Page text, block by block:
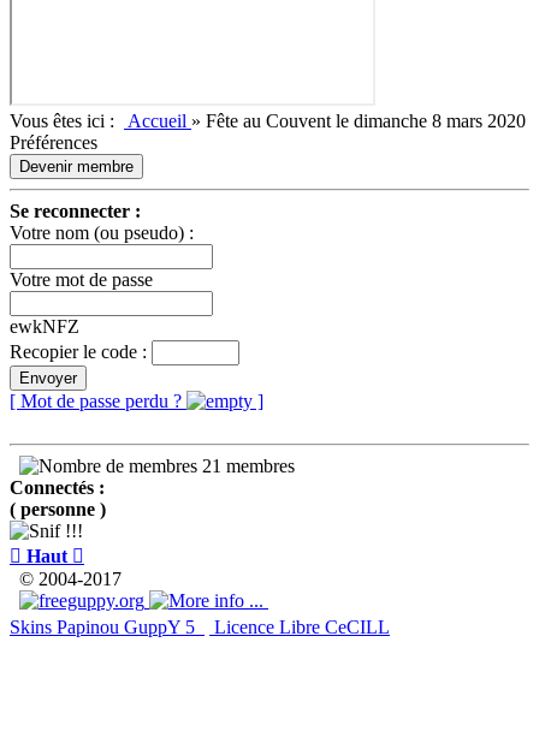
Vous êtes ici : Accueil » Fête au Couvent le dimanche 8 mars 2020
Préférences
Devenir membre
Se reconnecter :
Votre nom (ou pseudo) :
Votre mot de passe
ewkNFZ
Recopier le code :
Envoyer
[ Mot de passe perdu ? ]
21 membres
Connectés :
( personne )
 Haut 
© 2004-2017
Skins Papinou GuppY 5 Licence Libre CeCILL